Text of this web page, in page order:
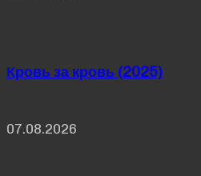
Кровь за кровь (2025)
07.08.2026